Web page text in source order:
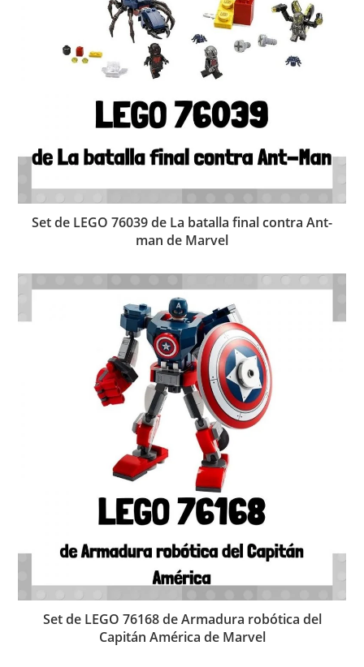
Set de LEGO 76039 de La batalla final contra Ant-
man de Marvel
Set de LEGO 76168 de Armadura robótica del
Capitán América de Marvel